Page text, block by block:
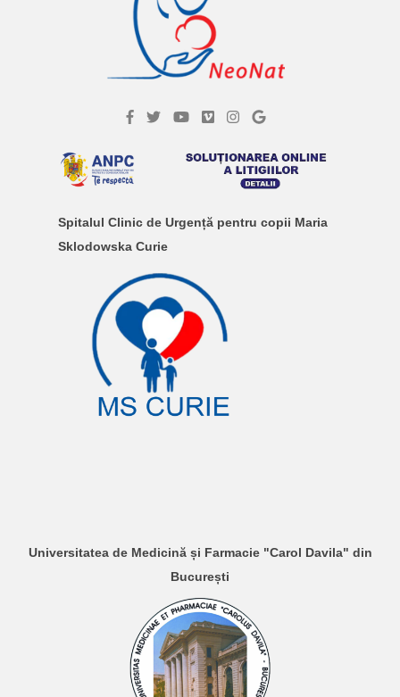
Spitalul Clinic de Urgență pentru copii Maria
Sklodowska Curie
Universitatea de Medicină și Farmacie "Carol Davila" din
București